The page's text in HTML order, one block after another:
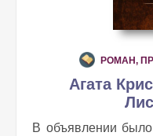
РОМАН,
Агата
В объявлении